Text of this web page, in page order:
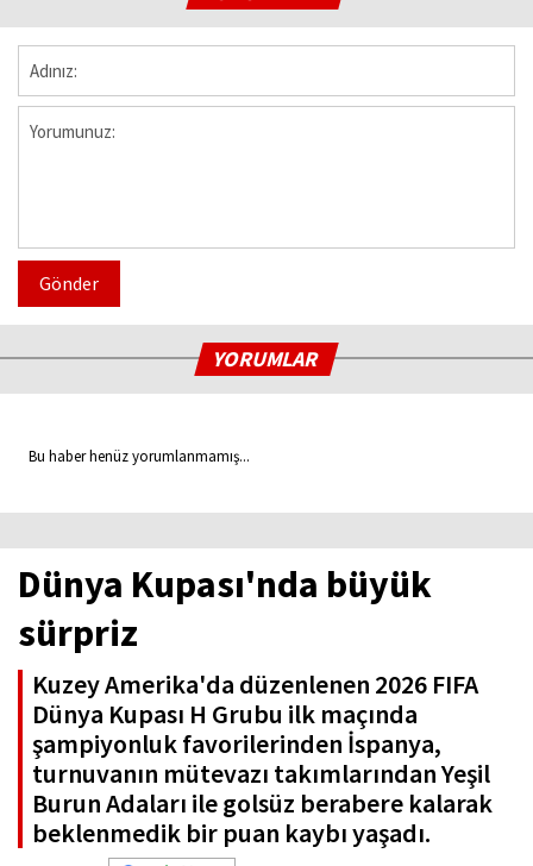
Gönder
YORUMLAR
Bu haber henüz yorumlanmamış...
Dünya Kupası'nda büyük
sürpriz
Kuzey Amerika'da düzenlenen 2026 FIFA
Dünya Kupası H Grubu ilk maçında
şampiyonluk favorilerinden İspanya,
turnuvanın mütevazı takımlarından Yeşil
Burun Adaları ile golsüz berabere kalarak
beklenmedik bir puan kaybı yaşadı.